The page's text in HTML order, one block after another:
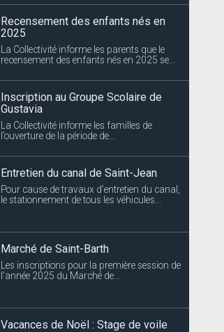
Recensement des enfants nés en
2025
La Collectivité informe les parents que le
recensement des enfants nés en 2025 se...
Inscription au Groupe Scolaire de
Gustavia
La Collectivité informe les familles de
l’ouverture de la période de...
Entretien du canal de Saint-Jean
Pour cause de travaux d’entretien du canal,
le stationnement de tous les véhicules...
Marché de Saint-Barth
Les inscriptions pour la première session de
l’année 2025 du Marché de...
Vacances de Noël : Stage de voile